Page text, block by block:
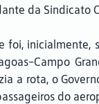
da Sindicato
foi,
Campo
a rota, o
do